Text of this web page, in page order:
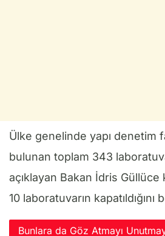
Ülke genelinde yapı denetim
bulunan toplam 343
açıklayan Bakan İdris
10 laboratuvarın kapatıldığını
Bunlara da Göz Atmayı